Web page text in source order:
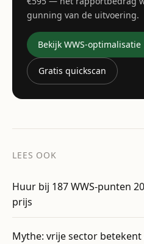
gunning van de uitvoering.
Bekijk WWS-
Gratis quickscan
LEES OOK
Huur bij 187 WWS-punten
prijs
Mythe: vrije sector